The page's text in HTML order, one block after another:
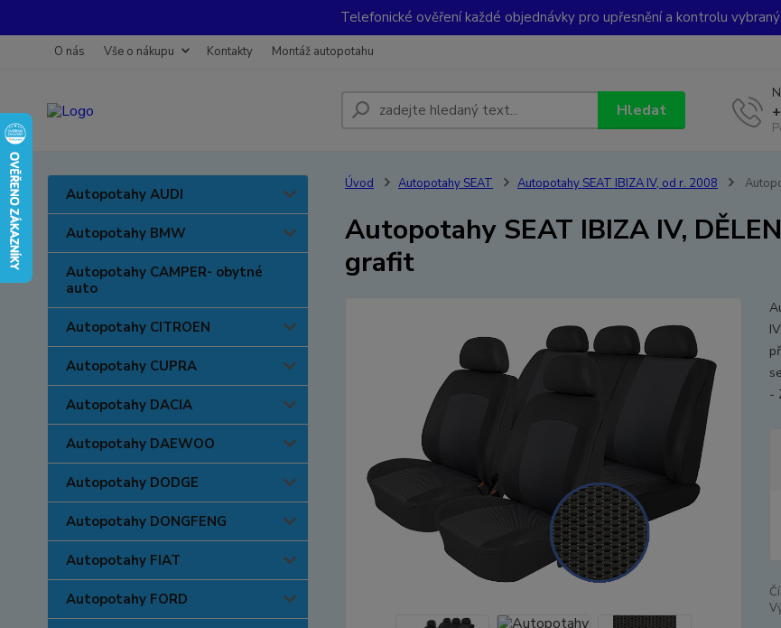
Telefonické ověření každé objednávky pro upřesnění a kontrolu
O nás Vše o nákupu Kontakty Montáž autopotahu
Hledat
Autopotahy AUDI
Autopotahy BMW
Autopotahy CAMPER- obytné
auto
Autopotahy CITROEN
Autopotahy CUPRA
Autopotahy DACIA
Autopotahy DAEWOO
Autopotahy DODGE
Autopotahy DONGFENG
Autopotahy FIAT
Autopotahy FORD
Úvod Autopotahy SEAT Autopotahy SEAT IBIZA IV, od r. 2008
Autopotahy SEAT IBIZA IV,
grafit
-